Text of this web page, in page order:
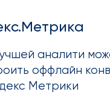
аналити
оффлайн
Метрики